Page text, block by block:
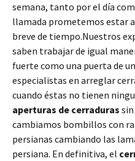
semana, tanto por el día
llamada prometemos estar
breve de tiempo.Nuestros
saben trabajar de igual
fuerte como una puerta de
especialistas en arreglar
cuando éstas no tienen
aperturas de cerraduras
cambiamos bombillos con
persianas cambiando las
persiana. En definitiva, el